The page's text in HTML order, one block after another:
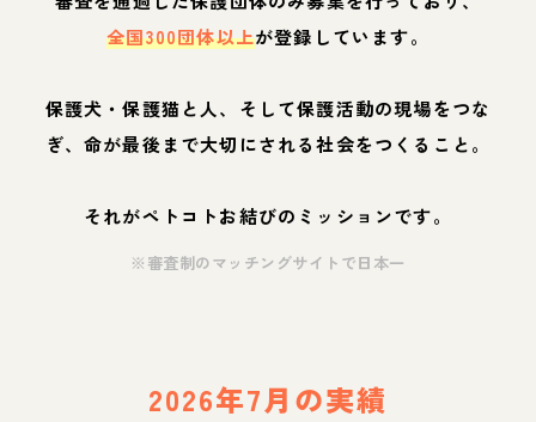
全国300団体以上が登録しています。
保護犬・保護猫と人、そして保護活動の現場をつな
ぎ、命が最後まで大切にされる社会をつくること。
それがペトコトお結びのミッションです。
※審査制のマッチングサイトで日本一
2026年7月の実績